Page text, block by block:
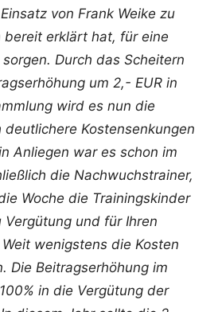
von Frank Weike zu
bereit erklärt hat, für eine
Durch das Scheitern
um 2,- EUR in
wird es nun die
Kostensenkungen
Anliegen war es schon im
die Nachwuchstrainer,
Woche die Trainingskinder
Vergütung und für Ihren
wenigstens die Kosten
Die Beitragserhöhung im
in die Vergütung der